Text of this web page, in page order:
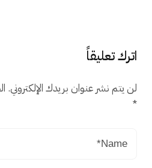
اترك تعليقاً
لن يتم نشر عنوان بريدك الإلكتروني.
*